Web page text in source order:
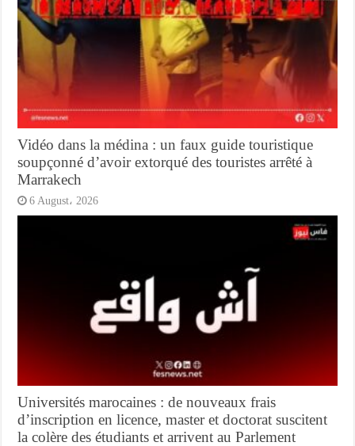
Vidéo dans la médina : un faux guide touristique
soupçonné d’avoir extorqué des touristes arrêté à
Marrakech
6 August، 2026
Universités marocaines : de nouveaux frais
d’inscription en licence, master et doctorat suscitent
la colère des étudiants et arrivent au Parlement